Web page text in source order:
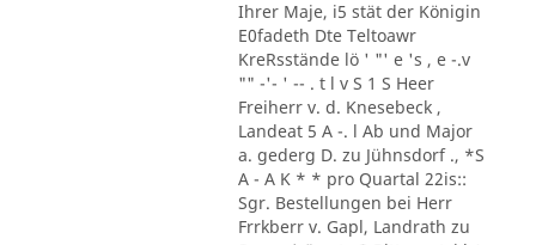
Ihrer Maje, i5 stät der Königin
E0fadeth Dte Teltoawr
KreRsstände lö ' "' e 's , e -.v
"" -'- ' -- . t l v S 1 S Heer
Freiherr v. d. Knesebeck ,
Landeat 5 A -. l Ab und Major
a. gederg D. zu Jühnsdorf ., *S
A - A K * * pro Quartal 22is::
Sgr. Bestellungen bei Herr
Frrkberr v. Gapl, Landrath zu